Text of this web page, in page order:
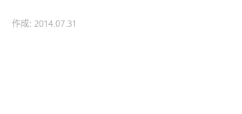
作成: 2014.07.31